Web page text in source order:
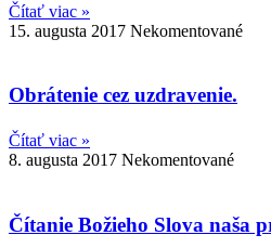
Čítať viac »
15. augusta 2017 Nekomentované
Obrátenie cez uzdravenie.
Čítať viac »
8. augusta 2017 Nekomentované
Čítanie Božieho Slova naša